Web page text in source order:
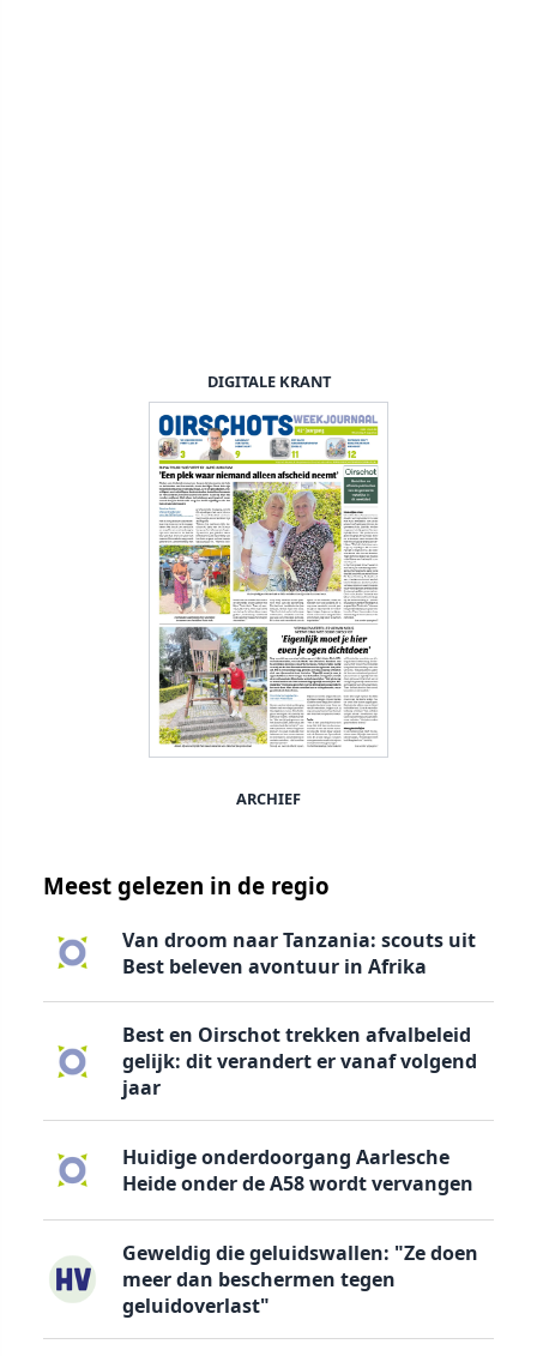
DIGITALE KRANT
ARCHIEF
Meest gelezen in de regio
Van droom naar Tanzania: scouts uit
Best beleven avontuur in Afrika
Best en Oirschot trekken afvalbeleid
gelijk: dit verandert er vanaf volgend
jaar
Huidige onderdoorgang Aarlesche
Heide onder de A58 wordt vervangen
Geweldig die geluidswallen: "Ze doen
meer dan beschermen tegen
geluidoverlast"